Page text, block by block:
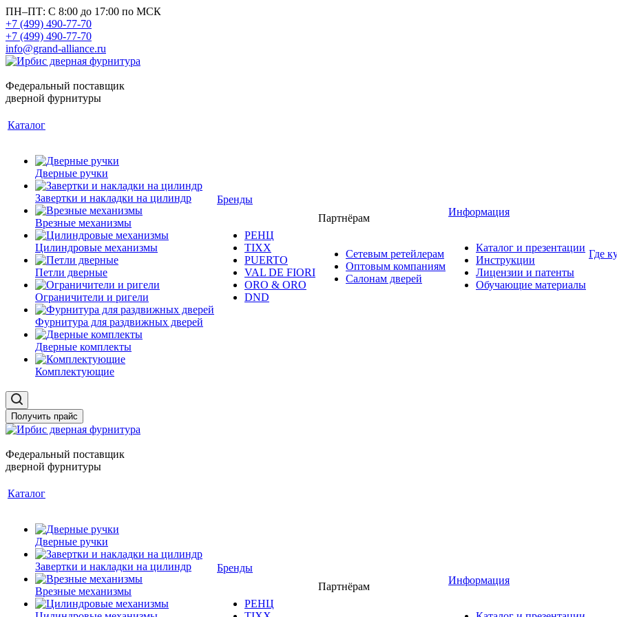
ПН–ПТ: С 8:00 до 17:00 по МСК
+7 (499) 490-77-70
+7 (499) 490-77-70
info@grand-alliance.ru
Федеральный поставщик
дверной фурнитуры
Каталог
Дверные ручки
Завертки и накладки на цилиндр
Врезные механизмы
Цилиндровые механизмы
Петли дверные
Ограничители и ригели
Фурнитура для раздвижных дверей
Дверные комплекты
Комплектующие
Бренды
РЕНЦ
TIXX
PUERTO
VAL DE FIORI
ORO & ORO
DND
Партнёрам
Сетевым ретейлерам
Оптовым компаниям
Салонам дверей
Информация
Каталог и презентации
Инструкции
Лицензии и патенты
Обучающие материалы
Где
Получить прайс
Федеральный поставщик
дверной фурнитуры
Каталог
Дверные ручки
Завертки и накладки на цилиндр
Врезные механизмы
Бренды
РЕНЦ
Партнёрам
Информация